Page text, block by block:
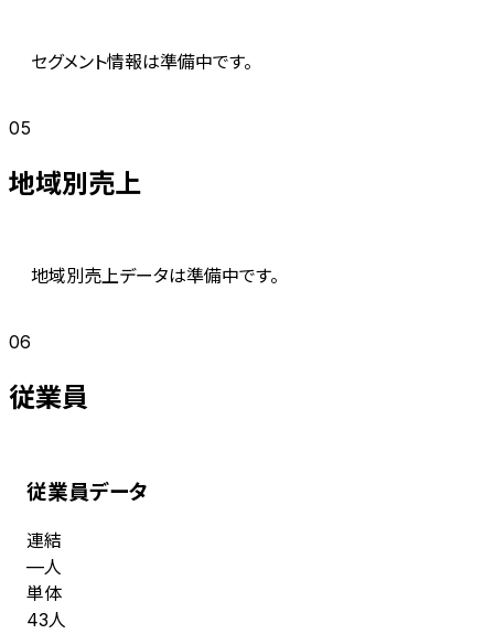
セグメント情報は準備中です。
05
地域別売上
地域別売上データは準備中です。
06
従業員
従業員データ
連結
—人
単体
43人